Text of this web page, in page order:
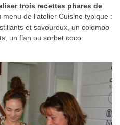
trois recettes phares de
menu de l’atelier Cuisine typique :
et savoureux, un colombo
un flan ou sorbet coco